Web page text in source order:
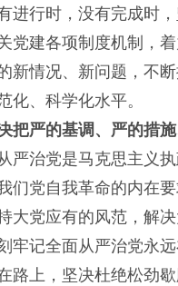
进行时，没有完成时，
党建各项制度机制，
新情况、新问题，不
化、科学化水平。
把严的基调、严的措
严治党是马克思主义
们党自我革命的内在
大党应有的风范，解
牢记全面从严治党永
路上，坚决杜绝松劲